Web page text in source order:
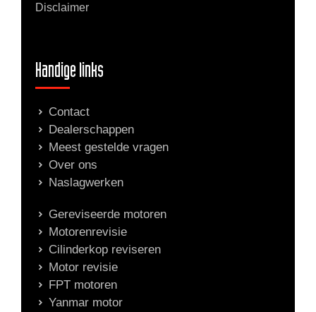
Disclaimer
Handige links
Contact
Dealerschappen
Meest gestelde vragen
Over ons
Naslagwerken
Gereviseerde motoren
Motorenrevisie
Cilinderkop reviseren
Motor revisie
FPT motoren
Yanmar motor